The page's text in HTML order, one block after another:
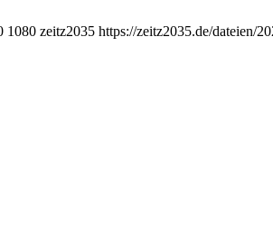
1080 zeitz2035 https://zeitz2035.de/dateien/